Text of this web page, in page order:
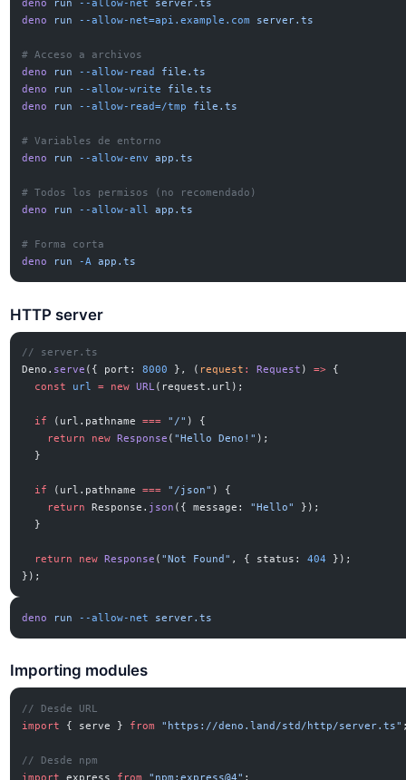
deno
run --allow-net
server.ts
deno
run --allow-net=api.example.com server.ts
# Acceso a archivos
deno
run --allow-read
file.ts
deno
run --allow-write
file.ts
deno
run --allow-read=/tmp file.ts
# Variables de entorno
deno
run --allow-env app.ts
# Todos los permisos (no recomendado)
deno
run --allow-all app.ts
# Forma corta
deno
run -A app.ts
HTTP server
// server.ts
Deno. serve ({ port: 8000 }, ( request : Request ) => {
  const
url = new URL(request.url);
  if
(url.pathname === "/" ) {
    return
new Response ( "Hello Deno!" );
  }
  if
(url.pathname === "/json" ) {
    return
Response. json ({ message: "Hello"
});
  }
  return
new Response ( "Not Found" , { status: 404
});
});
deno run --allow-net server.ts
Importing modules
// Desde URL
import
{ serve } from "https://deno.land/std/http/server.ts"
// Desde npm
import
express from "npm:express@4" ;